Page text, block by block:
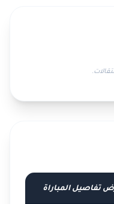
تفاصيل المباراة